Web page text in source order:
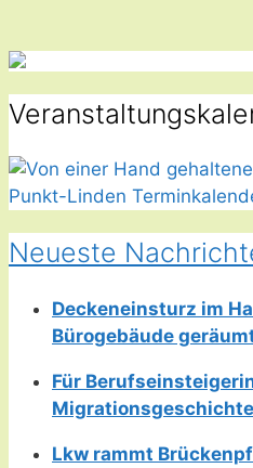
Neueste
Deckeneinsturz im
Bürogebäude
Für
Migrationsgeschichte
Lkw rammt